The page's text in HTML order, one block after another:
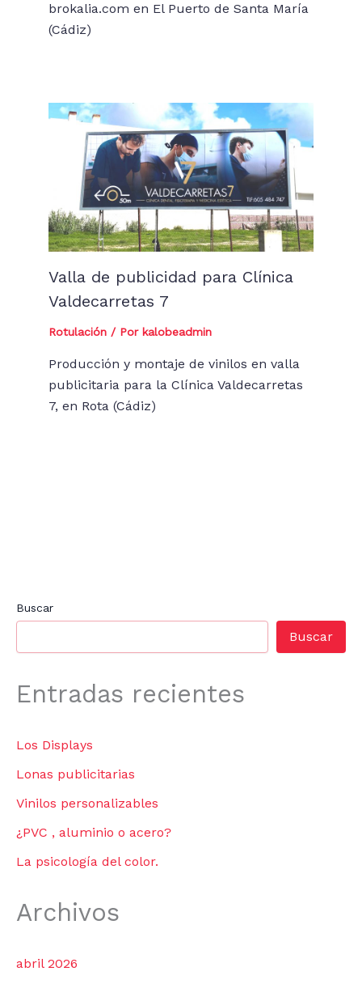
Buscar
Buscar
Entradas recientes
Los Displays
Lonas publicitarias
Vinilos personalizables
¿PVC , aluminio o acero?
La psicología del color.
Archivos
abril 2026
brokalia.com en El Puerto de Santa María
(Cádiz)
Valla de publicidad para Clínica
Valdecarretas 7
Rotulación / Por kalobeadmin
Producción y montaje de vinilos en valla
publicitaria para la Clínica Valdecarretas
7, en Rota (Cádiz)